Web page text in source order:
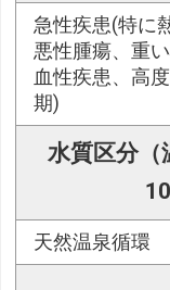
急性疾患(特に
悪性腫瘍、重
血性疾患、高
期)
水質区分（
天然温泉循環